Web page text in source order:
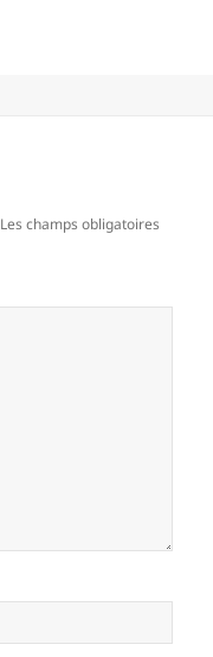
Les champs obligatoires